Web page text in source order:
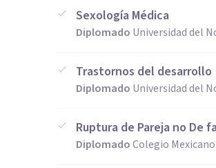
Sexología Médica
Diplomado Universidad del
Trastornos del desarrollo
Diplomado Universidad del
Ruptura de Pareja no De
DiplomadoColegio